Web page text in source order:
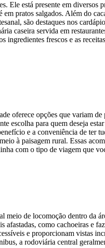
Ele está presente em diversos
pratos salgados. Além do
são destaques nos
caseira servida em
frescos e as
oferece opções que variam de
escolha para quem deseja
e a conveniência de ter
à paisagem rural. Essas
com o tipo de viagem que
meio de locomoção dentro da
afastadas, como cachoeiras e
e proporcionam vistas
a rodoviária central